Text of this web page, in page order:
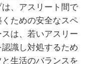
、アスリート間で
ための安全なスペ
は、若いアスリー
識し対処するため
生活のバランスを